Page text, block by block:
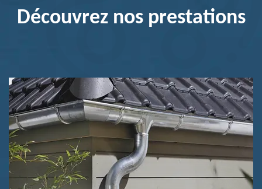
Découvrez nos prestations